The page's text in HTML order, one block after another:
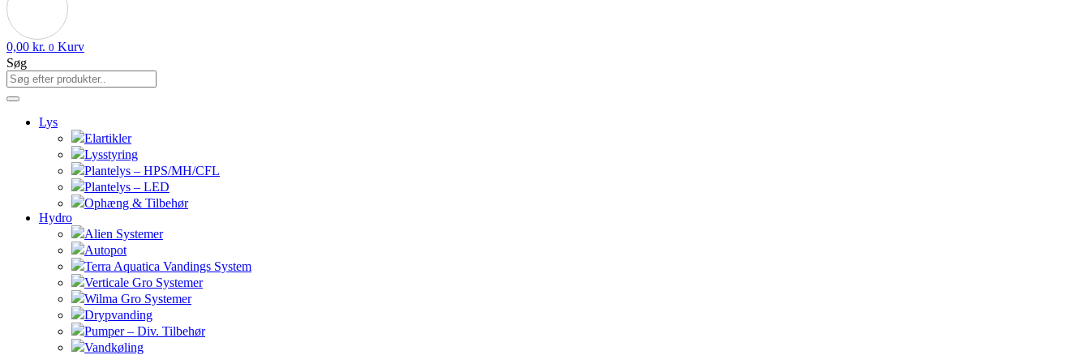
0,00 kr. 0 Kurv
Søg
Lys
Elartikler
Lysstyring
Plantelys – HPS/MH/CFL
Plantelys – LED
Ophæng & Tilbehør
Hydro
Alien Systemer
Autopot
Terra Aquatica Vandings System
Verticale Gro Systemer
Wilma Gro Systemer
Drypvanding
Pumper – Div. Tilbehør
Vandkøling